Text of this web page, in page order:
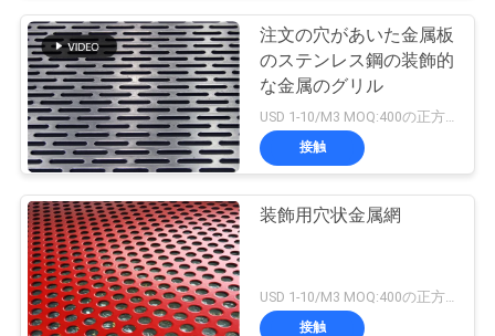
注文の穴があいた金属板
のステンレス鋼の装飾的
な金属のグリル
USD 1-10/M3 MOQ:400の正方形のmeteres
接触
装飾用穴状金属網
接触